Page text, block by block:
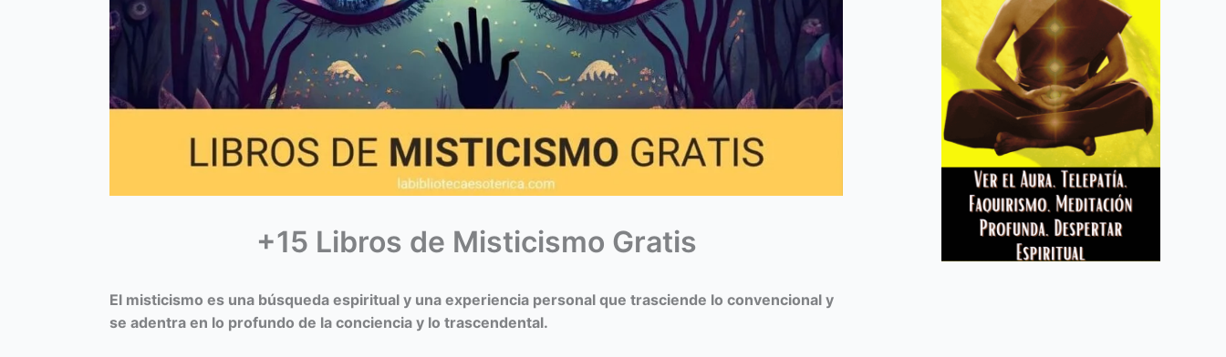
+15 Libros de Misticismo Gratis
El misticismo es una búsqueda espiritual y una experiencia personal que trasciende lo convencional y
se adentra en lo profundo de la conciencia y lo trascendental.